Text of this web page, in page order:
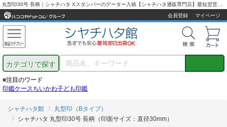
会員登録
マイページ
カテゴリで探す
■注目のワード
印鑑ケースちいかわ子ども印鑑
シャチハタ館
丸型印（Bタイプ）
シャチハタ 丸型印30号 長柄（印面サイズ：直径30mm）